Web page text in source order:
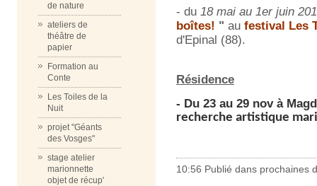
de nature
ateliers de
théâtre de
papier
Formation au
Conte
Les Toiles de la
Nuit
projet "Géants
des Vosges"
stage atelier
marionnette
objet de récup'
- du 18 mai au 1er juin
boîtes! " au festival Les
d'Epinal (88).
Résidence
- Du 23 au 29 nov à
recherche artistique
10:56 Publié dans prochaines